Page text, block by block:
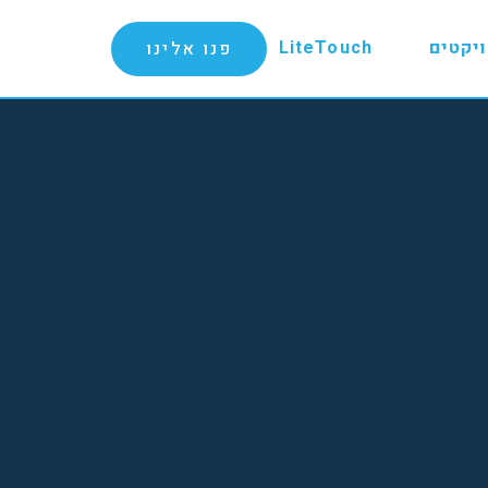
LiteTouch פנו אלינו